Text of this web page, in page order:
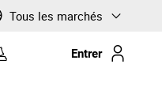
Tous les marchés
Entrer